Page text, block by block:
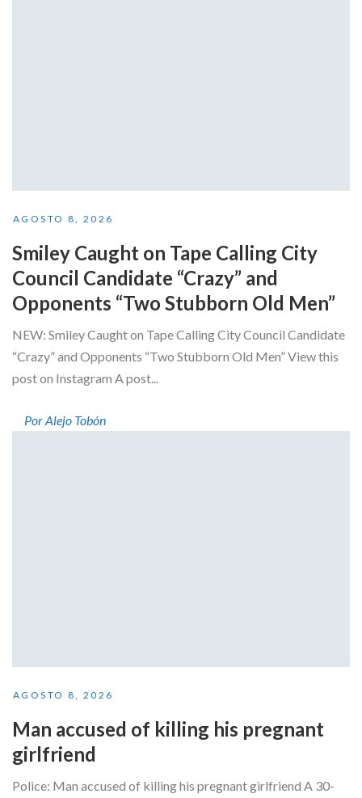
AGOSTO 8, 2026
Smiley Caught on Tape Calling City
Council Candidate “Crazy” and
Opponents “Two Stubborn Old Men”
NEW: Smiley Caught on Tape Calling City Council Candidate
“Crazy” and Opponents “Two Stubborn Old Men” View this
post on Instagram A post...
Por Alejo Tobón
AGOSTO 8, 2026
Man accused of killing his pregnant
girlfriend
Police: Man accused of killing his pregnant girlfriend A 30-